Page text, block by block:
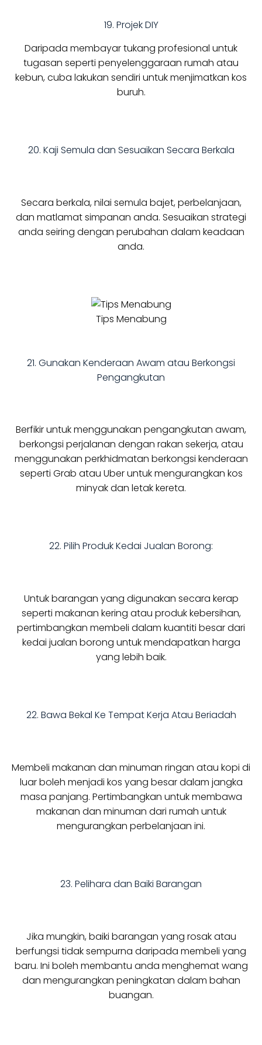
19. Projek DIY
Daripada membayar tukang profesional untuk
tugasan seperti penyelenggaraan rumah atau
kebun, cuba lakukan sendiri untuk menjimatkan kos
buruh.
20. Kaji Semula dan Sesuaikan Secara Berkala
Secara berkala, nilai semula bajet, perbelanjaan,
dan matlamat simpanan anda. Sesuaikan strategi
anda seiring dengan perubahan dalam keadaan
anda.
Tips Menabung
21. Gunakan Kenderaan Awam atau Berkongsi
Pengangkutan
Berfikir untuk menggunakan pengangkutan awam,
berkongsi perjalanan dengan rakan sekerja, atau
menggunakan perkhidmatan berkongsi kenderaan
seperti Grab atau Uber untuk mengurangkan kos
minyak dan letak kereta.
22. Pilih Produk Kedai Jualan Borong:
Untuk barangan yang digunakan secara kerap
seperti makanan kering atau produk kebersihan,
pertimbangkan membeli dalam kuantiti besar dari
kedai jualan borong untuk mendapatkan harga
yang lebih baik.
22. Bawa Bekal Ke Tempat Kerja Atau Beriadah
Membeli makanan dan minuman ringan atau kopi di
luar boleh menjadi kos yang besar dalam jangka
masa panjang. Pertimbangkan untuk membawa
makanan dan minuman dari rumah untuk
mengurangkan perbelanjaan ini.
23. Pelihara dan Baiki Barangan
Jika mungkin, baiki barangan yang rosak atau
berfungsi tidak sempurna daripada membeli yang
baru. Ini boleh membantu anda menghemat wang
dan mengurangkan peningkatan dalam bahan
buangan.